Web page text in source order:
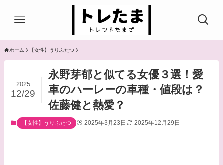
ホーム 【女性】うりふたつ
永野芽郁と似てる女優３選！愛
車のハーレーの車種・値段は？
佐藤健と熱愛？
2025
12/29
【女性】うりふたつ 2025年3月23日 2025年12月29日